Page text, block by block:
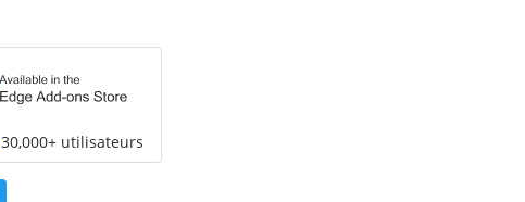
30,000+ utilisateurs